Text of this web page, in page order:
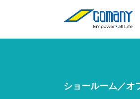
ショールーム／オ